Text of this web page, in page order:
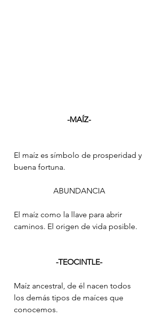
-MAÍZ-
El maíz es símbolo de prosperidad y
buena fortuna.
ABUNDANCIA
El maíz como la llave para abrir
caminos. El origen de vida posible.
-TEOCINTLE-
Maíz ancestral, de él nacen todos
los demás tipos de maíces que
conocemos.